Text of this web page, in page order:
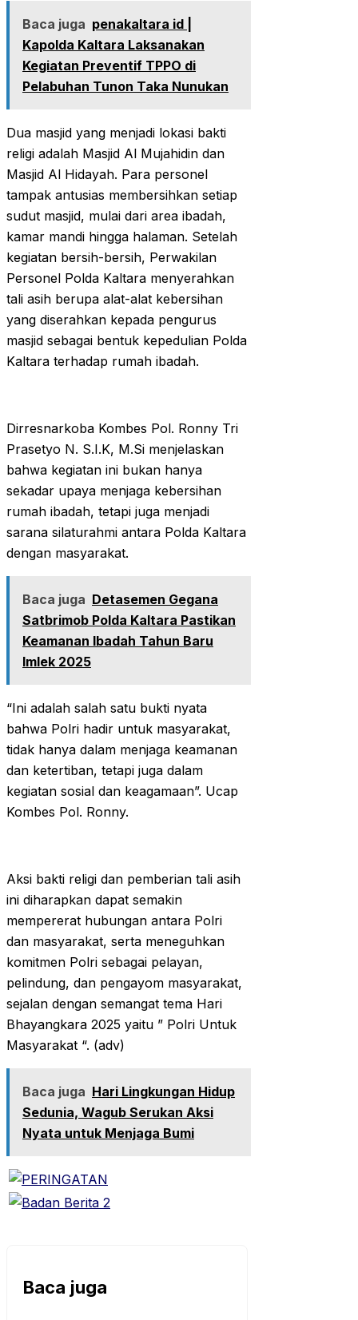
Baca juga penakaltara id |
Kapolda Kaltara Laksanakan
Kegiatan Preventif TPPO di
Pelabuhan Tunon Taka Nunukan
Dua masjid yang menjadi lokasi bakti
religi adalah Masjid Al Mujahidin dan
Masjid Al Hidayah. Para personel
tampak antusias membersihkan setiap
sudut masjid, mulai dari area ibadah,
kamar mandi hingga halaman. Setelah
kegiatan bersih-bersih, Perwakilan
Personel Polda Kaltara menyerahkan
tali asih berupa alat-alat kebersihan
yang diserahkan kepada pengurus
masjid sebagai bentuk kepedulian Polda
Kaltara terhadap rumah ibadah.
Dirresnarkoba Kombes Pol. Ronny Tri
Prasetyo N. S.I.K, M.Si menjelaskan
bahwa kegiatan ini bukan hanya
sekadar upaya menjaga kebersihan
rumah ibadah, tetapi juga menjadi
sarana silaturahmi antara Polda Kaltara
dengan masyarakat.
Baca juga Detasemen Gegana
Satbrimob Polda Kaltara Pastikan
Keamanan Ibadah Tahun Baru
Imlek 2025
“Ini adalah salah satu bukti nyata
bahwa Polri hadir untuk masyarakat,
tidak hanya dalam menjaga keamanan
dan ketertiban, tetapi juga dalam
kegiatan sosial dan keagamaan”. Ucap
Kombes Pol. Ronny.
Aksi bakti religi dan pemberian tali asih
ini diharapkan dapat semakin
mempererat hubungan antara Polri
dan masyarakat, serta meneguhkan
komitmen Polri sebagai pelayan,
pelindung, dan pengayom masyarakat,
sejalan dengan semangat tema Hari
Bhayangkara 2025 yaitu ” Polri Untuk
Masyarakat “. (adv)
Baca juga Hari Lingkungan Hidup
Sedunia, Wagub Serukan Aksi
Nyata untuk Menjaga Bumi
Baca juga